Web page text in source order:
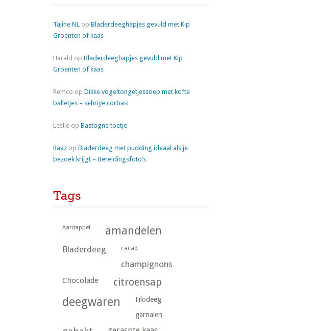
Tajine NL op Bladerdeeghapjes gevuld met Kip
Groenten of kaas
Harald op Bladerdeeghapjes gevuld met Kip
Groenten of kaas
Remco op Dikke vogeltongetjessoep met kofta
balletjes – sehriye corbasi
Leslie op Bastogne toetje
Raaz op Bladerdeeg met pudding ideaal als je
bezoek krijgt – Bereidingsfoto’s
Tags
Aardappel amandelen
Bladerdeeg cacao
champignons
Chocolade citroensap
deegwaren
Filodeeg
garnalen